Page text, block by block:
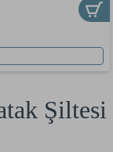
Şiltesi